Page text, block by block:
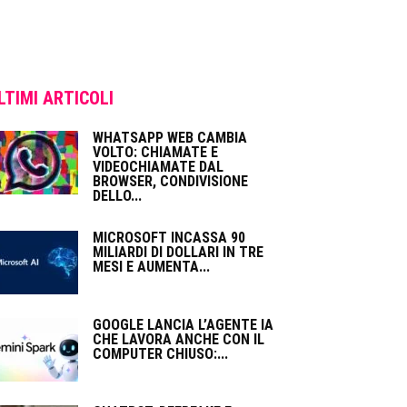
ARTICOLI
WHATSAPP WEB CAMBIA
VOLTO: CHIAMATE E
VIDEOCHIAMATE DAL
BROWSER, CONDIVISIONE
DELLO...
MICROSOFT INCASSA 90
MILIARDI DI DOLLARI IN TRE
MESI E AUMENTA...
GOOGLE LANCIA L’AGENTE IA
CHE LAVORA ANCHE CON IL
COMPUTER CHIUSO:...